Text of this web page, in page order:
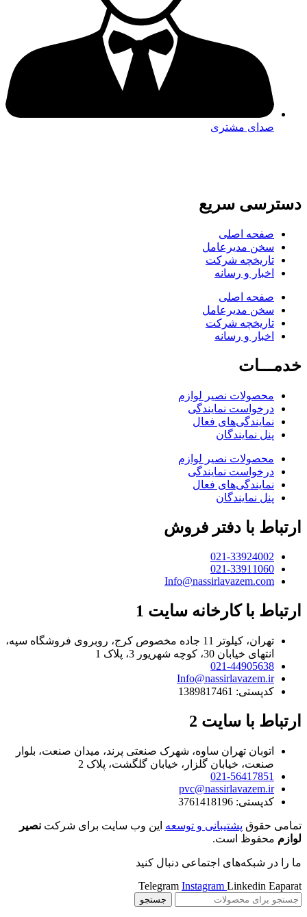
صدای مشتری
دسترسی سریع
صفحه اصلی
سخن مدیرعامل
تاریخچه شرکت
اخبار و رسانه
صفحه اصلی
سخن مدیرعامل
تاریخچه شرکت
اخبار و رسانه
خدمـــات
محصولات نصیر لوازم
درخواست نمایندگی
نمایندگی‌های فعال
پنل نمایندگان
محصولات نصیر لوازم
درخواست نمایندگی
نمایندگی‌های فعال
پنل نمایندگان
ارتباط با دفتر فروش
021-33924002
021-33911060
Info@nassirlavazem.com
ارتباط با کارخانه سایت 1
تهران، کیلوتر 11 جاده مخصوص کرج، روبروی فروشگاه سپه،
انتهای خیابان 30، کوچه شهریور 3، پلاک 1
021-44905638
Info@nassirlavazem.ir
کدپستی: 1389817461
ارتباط با سایت 2
اتوبان تهران ساوه، شهرک صنعتی پرند، میدان صنعت، بلوار
صنعت، خیابان گلزار، خیابان گلگشت، پلاک 2
021-56417851
pvc@nassirlavazem.ir
کدپستی: 3761418196
تمامی حقوق پشتیبانی و توسعه این وب سایت برای شرکت نصیر
لوازم محفوظ است.
ما را در شبکه‌های اجتماعی دنبال کنید
Telegram Instagram Linkedin Eaparat
جستجو